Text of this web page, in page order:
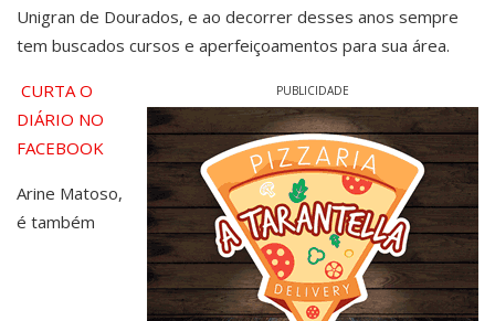
Unigran de Dourados, e ao decorrer desses anos sempre
tem buscados cursos e aperfeiçoamentos para sua área.
PUBLICIDADE
CURTA O
DIÁRIO NO
FACEBOOK
Arine Matoso,
é também